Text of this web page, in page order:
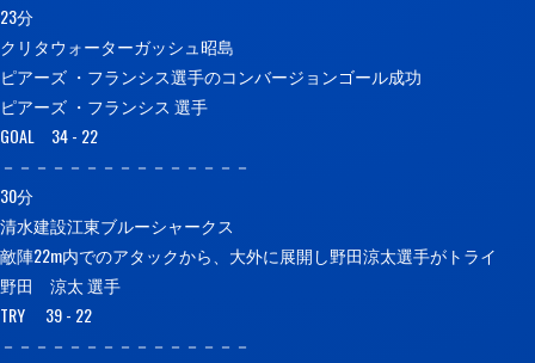
23分
クリタウォーターガッシュ昭島
ピアーズ ・フランシス選手のコンバージョンゴール成功
ピアーズ ・フランシス 選手
GOAL 34 - 22
－－－－－－－－－－－－－－－
30分
清水建設江東ブルーシャークス
敵陣22m内でのアタックから、大外に展開し野田涼太選手がトライ
野田 涼太 選手
TRY 39 - 22
－－－－－－－－－－－－－－－